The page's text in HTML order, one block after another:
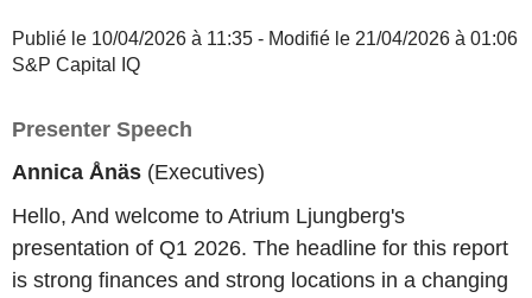
Publié le 10/04/2026 à 11:35 - Modifié le 21/04/2026 à 01:06
S&P Capital IQ
Presenter Speech
Annica Ånäs (Executives)
Hello, And welcome to Atrium Ljungberg's
presentation of Q1 2026. The headline for this report
is strong finances and strong locations in a changing